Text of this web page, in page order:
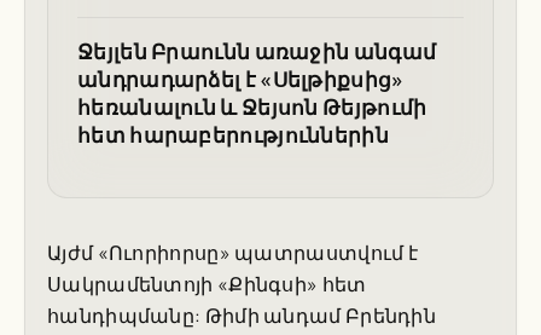
Ջեյլեն Բրաունն առաջին անգամ
անդրադարձել է «Սելթիքսից»
հեռանալուն և Ջեյսոն Թեյթումի
հետ հարաբերություններին
Այժմ «Ուորիորսը» պատրաստվում է
Սակրամենտոյի «Քինգսի» հետ
հանդիպմանը: Թիմի անդամ Բրենդին